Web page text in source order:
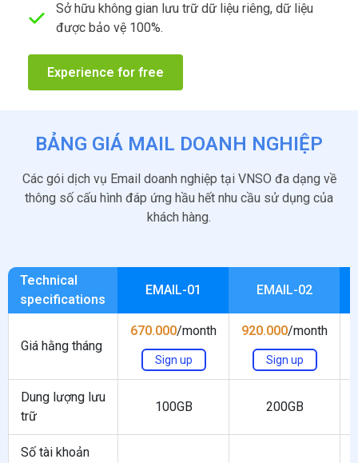
Sở hữu không gian lưu trữ dữ liệu riêng, dữ liệu
được bảo vệ 100%.
Experience for free
BẢNG GIÁ MAIL DOANH NGHIỆP
Các gói dịch vụ Email doanh nghiệp tại VNSO đa dạng về
thông số cấu hình đáp ứng hầu hết nhu cầu sử dụng của
khách hàng.
Technical
specifications
EMAIL-01 EMAIL-02
Giá hằng tháng
670.000/month
Sign up
920.000/month
Sign up
Dung lượng lưu
trữ
100GB 200GB
Số tài khoản